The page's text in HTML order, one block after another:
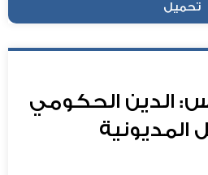
تحميل
الدين الحكومي
المديونية